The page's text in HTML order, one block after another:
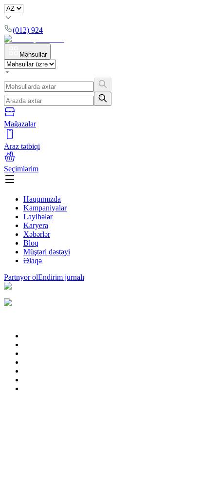
(012) 924
Məhsullar
Mağazalar
Araz tətbiqi
Seçimlərim
Haqqımızda
Kampaniyalar
Layihələr
Karyera
Xəbərlər
Bloq
Müştəri dəstəyi
Əlaqə
Partnyor olEndirim jurnalı